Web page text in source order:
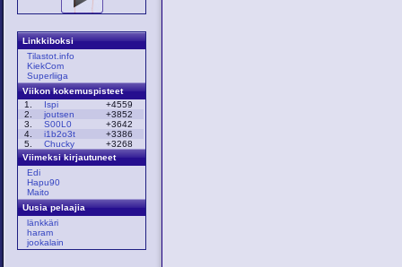
Linkkiboksi
Tilastot.info
KiekCom
Superliiga
Viikon kokemuspisteet
1.
Ispi
+4559
2.
joutsen
+3852
3.
S00L0
+3642
4.
i1b2o3t
+3386
5.
Chucky
+3268
Viimeksi kirjautuneet
Edi
Hapu90
Maito
Uusia pelaajia
länkkäri
haram
jookalain